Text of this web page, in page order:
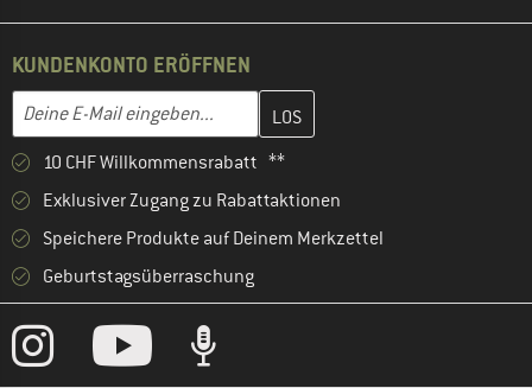
KUNDENKONTO ERÖFFNEN
E-Mail-Adresse
Gib hier deine E-Mail-Adresse ein und erstelle im nächsten
10 CHF Willkommensrabatt **
Exklusiver Zugang zu Rabattaktionen
Speichere Produkte auf Deinem Merkzettel
Geburtstagsüberraschung